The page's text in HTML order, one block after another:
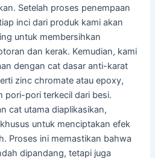
Setelah proses penempaan
inci dari produk kami akan
untuk membersihkan
dan kerak. Kemudian, kami
dengan cat dasar anti-karat
zinc chromate atau epoxy,
pori-pori terkecil dari besi.
cat utama diaplikasikan,
untuk menciptakan efek
Proses ini memastikan bahwa
dipandang, tetapi juga